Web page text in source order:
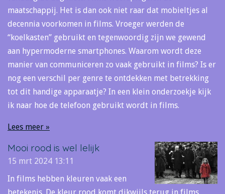
maatschappij. Het is dan ook niet raar dat mobieltjes al
decennia voorkomen in films. Vroeger werden de
“koelkasten” gebruikt en tegenwoordig zijn we gewend
aan hypermoderne smartphones. Waarom wordt deze
manier van communiceren zo vaak gebruikt in films? Is er
nog een verschil per genre te ontdekken met betrekking
tot dit handige apparaatje? In een klein onderzoekje kijk
ik naar hoe de telefoon gebruikt wordt in films.
Lees meer »
Mooi rood is wel lelijk
15 mrt 2024 13:11
In films hebben kleuren vaak een